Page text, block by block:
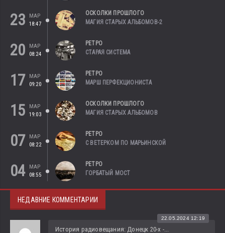
23
МАР
18:47
ОСКОЛКИ ПРОШЛОГО
МАГИЯ СТАРЫХ АЛЬБОМОВ-2
20
МАР
08:24
РЕТРО
СТАРАЯ СИСТЕМА
17
МАР
09:20
РЕТРО
МАРШ ПЕРФЕКЦИОНИСТА
15
МАР
19:03
ОСКОЛКИ ПРОШЛОГО
МАГИЯ СТАРЫХ АЛЬБОМОВ
07
МАР
08:22
РЕТРО
С ВЕТЕРКОМ ПО МАРЬИНСКОЙ
04
МАР
08:55
РЕТРО
ГОРБАТЫЙ МОСТ
НЕДАВНИЕ КОММЕНТАРИИ
История радиовещания: Донецк 20-х -...
22.05.2024 12:19